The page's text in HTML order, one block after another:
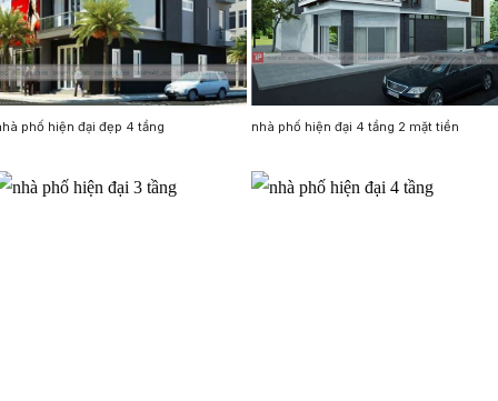
phố hiện đại đẹp 4 tầng nhà phố hiện đại 4 tầng 2 mặt tiền